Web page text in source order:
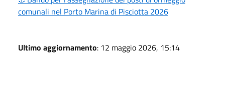
comunali nel Porto Marina di Pisciotta 2026
Ultimo aggiornamento: 12 maggio 2026, 15:14